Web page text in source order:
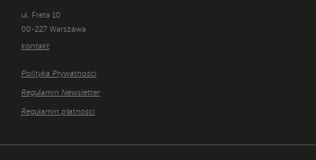
ul. Freta 10
00-227 Warszawa
kontakt
Polityka Prywatności
Regulamin Newsletter
Regulamin płatności